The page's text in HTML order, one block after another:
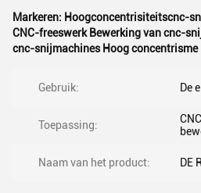
Markeren: Hoogconcentrisiteitscnc-
CNC-freeswerk Bewerking van cnc-
cnc-snijmachines Hoog concentrisme
Gebruik: De
Toepassing:
Naam van het product: DE